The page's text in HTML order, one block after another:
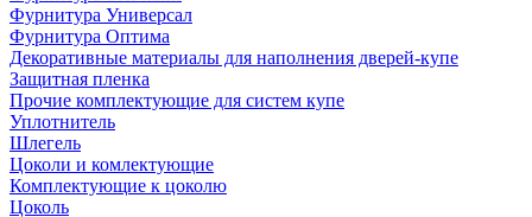
Фурнитура Универсал
Фурнитура Оптима
Декоративные материалы для наполнения дверей-купе
Защитная пленка
Прочие комплектующие для систем купе
Уплотнитель
Шлегель
Цоколи и комлектующие
Комплектующие к цоколю
Цоколь